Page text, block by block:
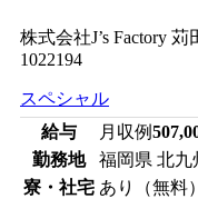
株式会社J’s Factory
1022194
スペシャル
給与
月収例
勤務地
福岡県 北九
寮・社宅 あり（無料）